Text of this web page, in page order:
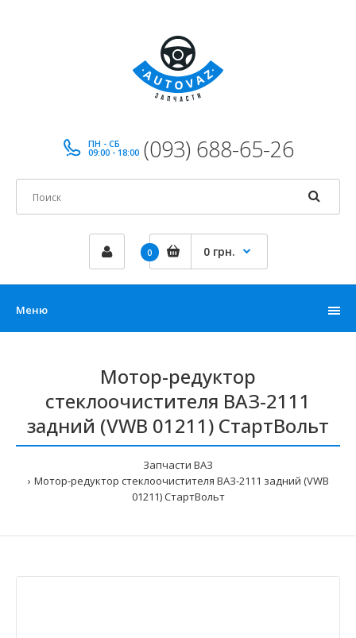
ПН - СБ
09:00 - 18:00 (093) 688-65-26
0 0 грн.
Меню
Мотор-редуктор
стеклоочистителя ВАЗ-2111
задний (VWB 01211) СтартВольт
Запчасти ВАЗ
Мотор-редуктор стеклоочистителя ВАЗ-2111 задний (VWB
01211) СтартВольт